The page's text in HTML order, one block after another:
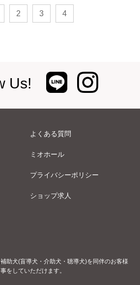
2 3 4
Us!
よくある質問
ミオホール
プライバシーポリシー
ショップ求人
助犬(盲導犬・介助犬・聴導犬)を同伴のお客様
をしていただけます。